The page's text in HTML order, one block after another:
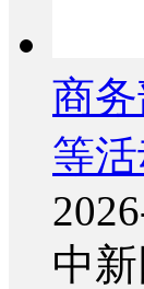
商
等
中